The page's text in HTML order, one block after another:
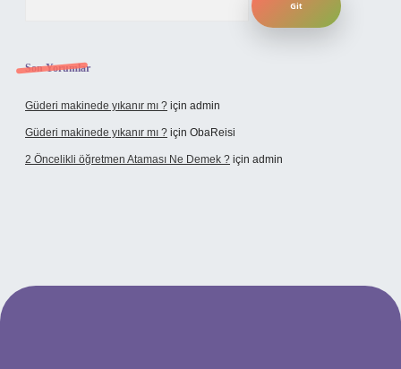
Son Yorumlar
Güderi makinede yıkanır mı ? için admin
Güderi makinede yıkanır mı ? için ObaReisi
2 Öncelikli öğretmen Ataması Ne Demek ? için admin